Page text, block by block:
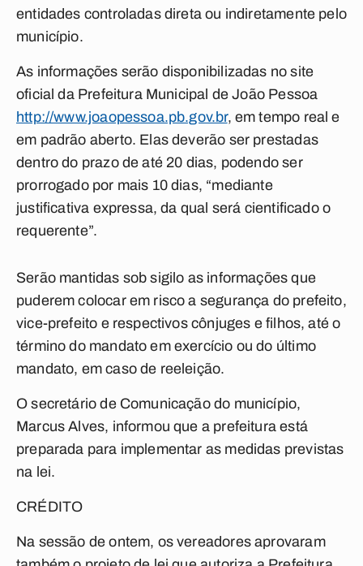
entidades controladas direta ou indiretamente pelo
município.
As informações serão disponibilizadas no site
oficial da Prefeitura Municipal de João Pessoa
http://www.joaopessoa.pb.gov.br, em tempo real e
em padrão aberto. Elas deverão ser prestadas
dentro do prazo de até 20 dias, podendo ser
prorrogado por mais 10 dias, “mediante
justificativa expressa, da qual será cientificado o
requerente”.
Serão mantidas sob sigilo as informações que
puderem colocar em risco a segurança do prefeito,
vice-prefeito e respectivos cônjuges e filhos, até o
término do mandato em exercício ou do último
mandato, em caso de reeleição.
O secretário de Comunicação do município,
Marcus Alves, informou que a prefeitura está
preparada para implementar as medidas previstas
na lei.
CRÉDITO
Na sessão de ontem, os vereadores aprovaram